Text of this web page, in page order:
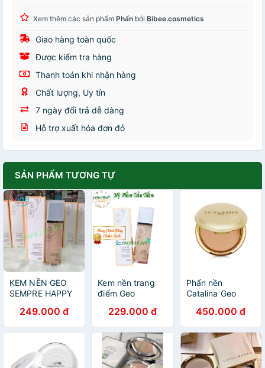
Xem thêm các sản phẩm Phấn bởi Bibee.cosmetics
Giao hàng toàn quốc
Được kiểm tra hàng
Thanh toán khi nhận hàng
Chất lượng, Uy tín
7 ngày đổi trả dễ dàng
Hỗ trợ xuất hóa đơn đỏ
SẢN PHẨM TƯƠNG TỰ
KEM NỀN GEO
SEMPRE HAPPY
FOUNDATION
SPF20 40ML -
TONE21
249.000 đ
Kem nền trang
điểm Geo
Please Liquid
Foundation 40ml
- bb cream siêu
mịn
229.000 đ
Phấn nền
Catalina Geo
450.000 đ